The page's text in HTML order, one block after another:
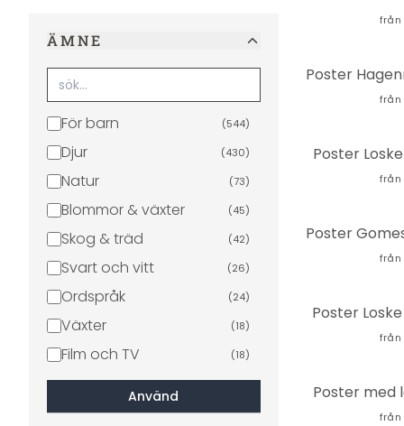
ÄMNE
För barn (544)
Djur (430)
Natur (73)
Blommor & växter (45)
Skog & träd (42)
Svart och vitt (26)
Ordspråk (24)
Växter (18)
Film och TV (18)
Palmer (17)
Rymd & stjärnor (16)
Använd
från
från
Poster
från
från
Poster
från
Poster med
från